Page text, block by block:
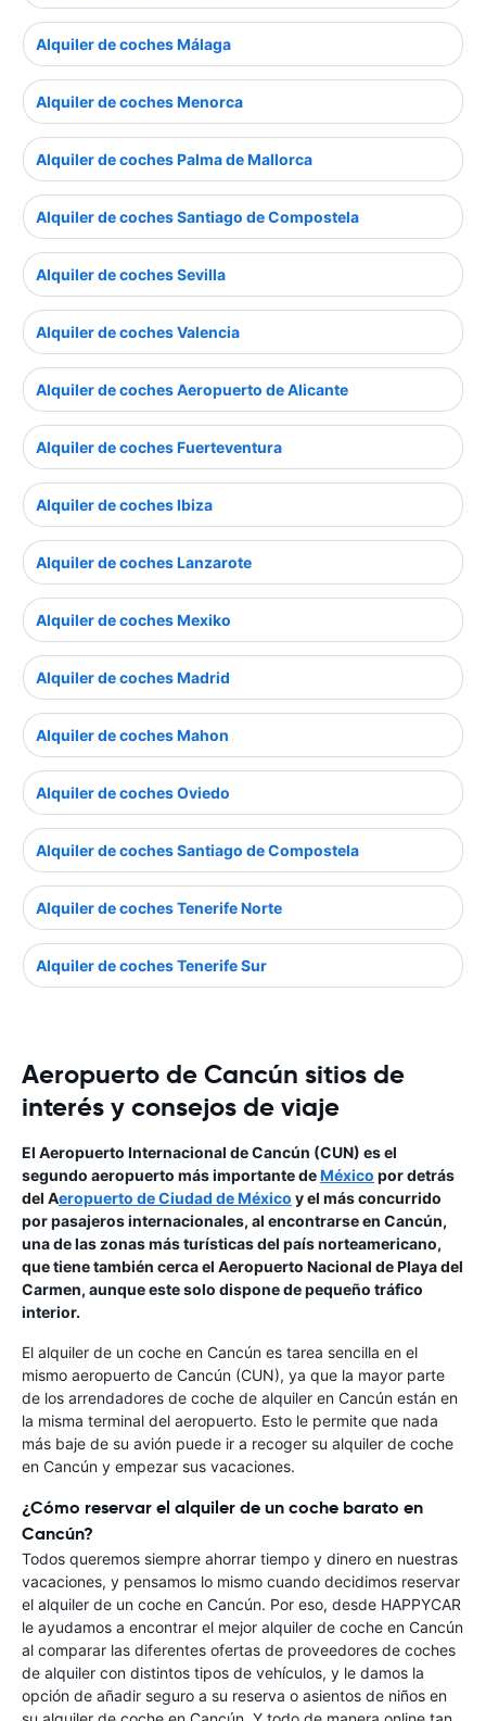
Alquiler de coches Málaga
Alquiler de coches Menorca
Alquiler de coches Palma de Mallorca
Alquiler de coches Santiago de Compostela
Alquiler de coches Sevilla
Alquiler de coches Valencia
Alquiler de coches Aeropuerto de Alicante
Alquiler de coches Fuerteventura
Alquiler de coches Ibiza
Alquiler de coches Lanzarote
Alquiler de coches Mexiko
Alquiler de coches Madrid
Alquiler de coches Mahon
Alquiler de coches Oviedo
Alquiler de coches Santiago de Compostela
Alquiler de coches Tenerife Norte
Alquiler de coches Tenerife Sur
Aeropuerto de Cancún sitios de
interés y consejos de viaje
El Aeropuerto Internacional de Cancún (CUN) es el
segundo aeropuerto más importante deMéxico por detrás
del Aeropuerto de Ciudad de México y el más concurrido
por pasajeros internacionales, al encontrarse en Cancún,
una de las zonas más turísticas del país norteamericano,
que tiene también cerca el Aeropuerto Nacional de Playa del
Carmen, aunque este solo dispone de pequeño tráfico
interior.
El alquiler de un coche en Cancún es tarea sencilla en el
mismo aeropuerto de Cancún (CUN), ya que la mayor parte
de los arrendadores de coche de alquiler en Cancún están en
la misma terminal del aeropuerto. Esto le permite que nada
más baje de su avión puede ir a recoger su alquiler de coche
en Cancún y empezar sus vacaciones.
¿Cómo reservar el alquiler de un coche barato en
Cancún?
Todos queremos siempre ahorrar tiempo y dinero en nuestras
vacaciones, y pensamos lo mismo cuando decidimos reservar
el alquiler de un coche en Cancún. Por eso, desde HAPPYCAR
le ayudamos a encontrar el mejor alquiler de coche en Cancún
al comparar las diferentes ofertas de proveedores de coches
de alquiler con distintos tipos de vehículos, y le damos la
opción de añadir seguro a su reserva o asientos de niños en